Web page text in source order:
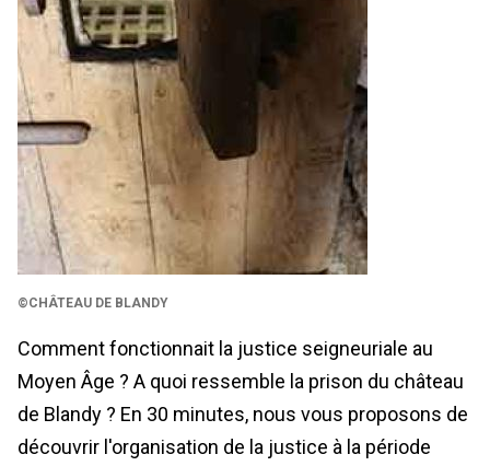
©CHÂTEAU DE BLANDY
Comment fonctionnait la justice seigneuriale au
Moyen Âge ? A quoi ressemble la prison du château
de Blandy ? En 30 minutes, nous vous proposons de
découvrir l'organisation de la justice à la période